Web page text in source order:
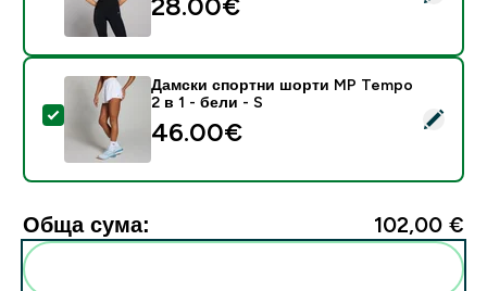
Select this product - Дамски спортни шорти MP
Дамски спортни шорти MP Tempo
2 в 1 - бели - S
46.00€‎
Обща сума: 102,00 €‎